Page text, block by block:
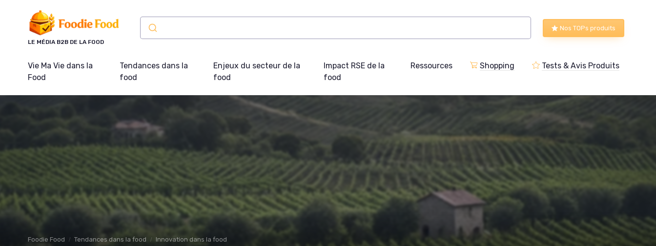
LE MÉDIA B2B DE LA FOOD
Nos TOPs produits
Vie Ma Vie dans la
Food
Tendances dans la
food
Enjeux du secteur de la
food
Impact RSE de la
food
Ressources Shopping Tests & Avis Produits
Foodie Food Tendances dans la food Innovation dans la food